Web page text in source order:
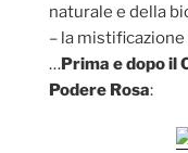
naturale e della
– la mistificazione
…Prima e dopo il
Podere Rosa: